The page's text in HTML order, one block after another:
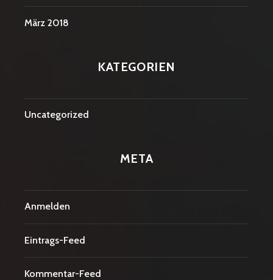
März 2018
KATEGORIEN
Uncategorized
META
Anmelden
Eintrags-Feed
Kommentar-Feed